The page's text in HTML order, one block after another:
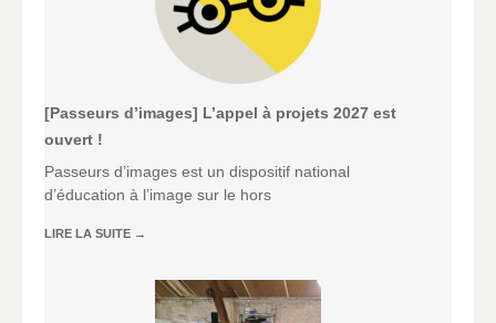
[Passeurs d’images] L’appel à projets 2027 est
ouvert !
Passeurs d’images est un dispositif national
d’éducation à l’image sur le hors
LIRE LA SUITE →